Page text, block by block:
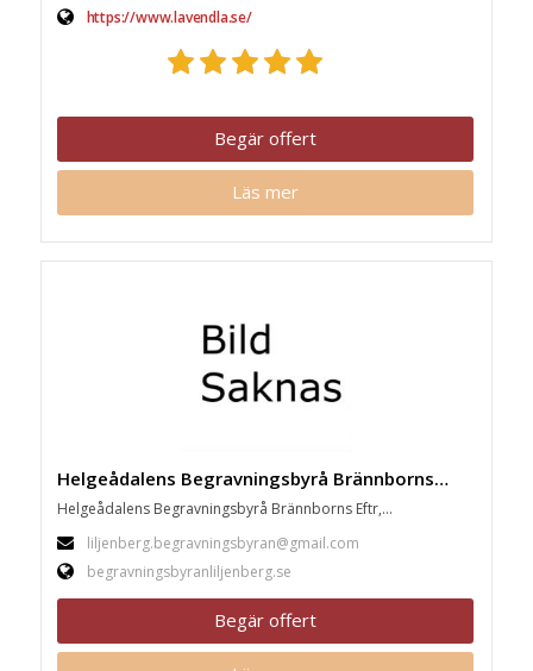
https://www.lavendla.se/
Begär offert
Läs mer
Helgeådalens Begravningsbyrå Brännborns Eftr, Glimåkra
Helgeådalens Begravningsbyrå Brännborns Eftr,...
liljenberg.begravningsbyran@gmail.com
begravningsbyranliljenberg.se
Begär offert